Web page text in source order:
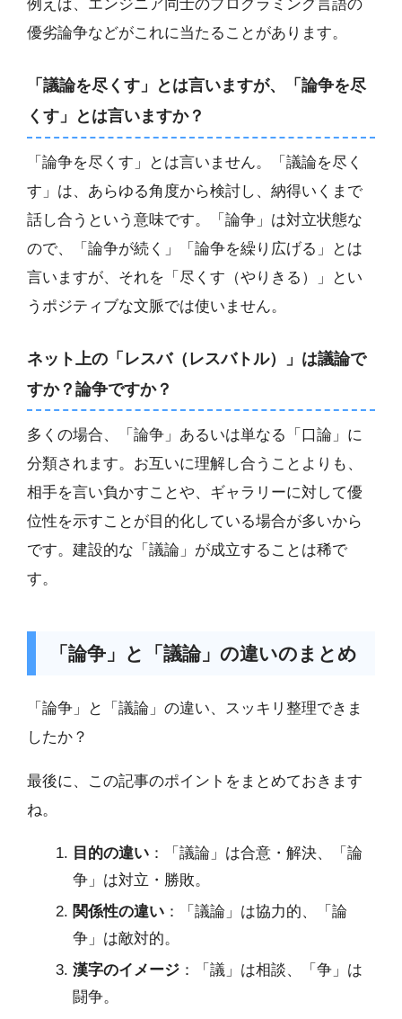
例えば、エンジニア同士のプログラミング言語の
優劣論争などがこれに当たることがあります。
「議論を尽くす」とは言いますが、「論争を尽
くす」とは言いますか？
「論争を尽くす」とは言いません。「議論を尽く
す」は、あらゆる角度から検討し、納得いくまで
話し合うという意味です。「論争」は対立状態な
ので、「論争が続く」「論争を繰り広げる」とは
言いますが、それを「尽くす（やりきる）」とい
うポジティブな文脈では使いません。
ネット上の「レスバ（レスバトル）」は議論で
すか？論争ですか？
多くの場合、「論争」あるいは単なる「口論」に
分類されます。お互いに理解し合うことよりも、
相手を言い負かすことや、ギャラリーに対して優
位性を示すことが目的化している場合が多いから
です。建設的な「議論」が成立することは稀で
す。
「論争」と「議論」の違いのまとめ
「論争」と「議論」の違い、スッキリ整理できま
したか？
最後に、この記事のポイントをまとめておきます
ね。
目的の違い ：「議論」は合意・解決、「論
争」は対立・勝敗。
関係性の違い ：「議論」は協力的、「論
争」は敵対的。
漢字のイメージ ：「議」は相談、「争」は
闘争。